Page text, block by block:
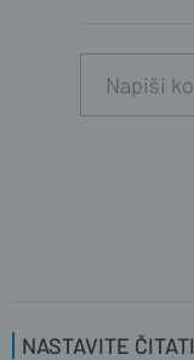
NASTAVITE ČITATI